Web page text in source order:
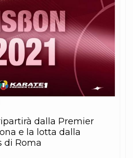
dalla Premier
e la lotta dalla
di Roma